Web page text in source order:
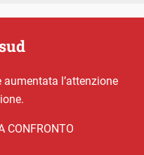
l’attenzione
CONFRONTO